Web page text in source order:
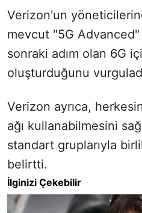
Verizon'un
mevcut "5G
sonraki adım olan 6G
oluşturduğunu
Verizon ayrıca,
ağı kullanabilmesini
standart gruplarıyla
belirtti.